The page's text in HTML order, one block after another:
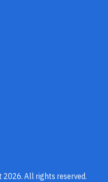
All rights reserved.